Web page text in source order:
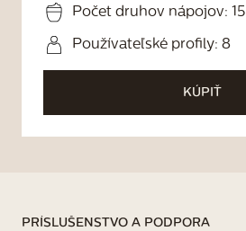
Počet druhov nápojov: 15
Používateľské profily: 8
KÚPIŤ
PRÍSLUŠENSTVO A PODPORA